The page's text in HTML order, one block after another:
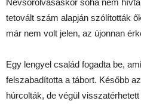
tetovált szám alapján szólították
már nem volt jelen, az újonnan
Egy lengyel család fogadta be,
felszabadította a tábort. Később
húrcolták, de végül